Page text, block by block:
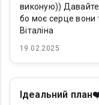
виконую))
бо моє серце вони точно
Віталіна
19.02.2025
Ідеальний